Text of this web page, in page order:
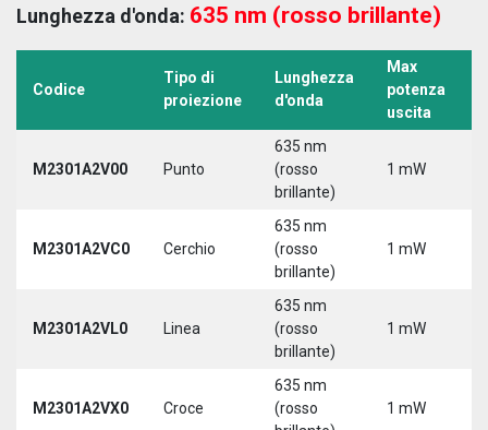
Lunghezza d'onda: 635 nm (rosso brillante)
Codice
Tipo di
proiezione
Lunghezza
d'onda
Max
potenza
uscita
M2301A2V00 Punto
635 nm
(rosso
brillante)
1 mW
M2301A2VC0 Cerchio
635 nm
(rosso
brillante)
1 mW
M2301A2VL0 Linea
635 nm
(rosso
brillante)
1 mW
M2301A2VX0 Croce
635 nm
(rosso
1 mW